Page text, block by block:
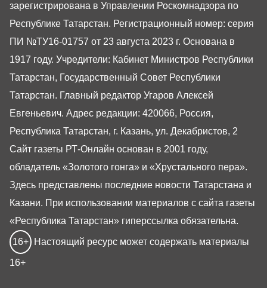
зарегистрирована в Управлении Роскомнадзора по
Республике Татарстан. Регистрационный номер: серия
ПИ №ТУ16-01757 от 23 августа 2023 г. Основана в
1917 году. Учредители: Кабинет Министров Республики
Татарстан, Государственный Совет Республики
Татарстан. Главный редактор Угаров Алексей
Евгеньевич. Адрес редакции: 420066, Россия,
Республика Татарстан, г. Казань, ул. Декабристов, 2
Сайт газеты РТ-Онлайн основан в 2001 году,
обладатель «Золотого гонга» и «Хрустального пера».
Здесь представлены последние новости Татарстана и
Казани. При использовании материалов с сайта газеты
«Республика Татарстан» гиперссылка обязательна.
16+ Настоящий ресурс может содержать материалы
16+